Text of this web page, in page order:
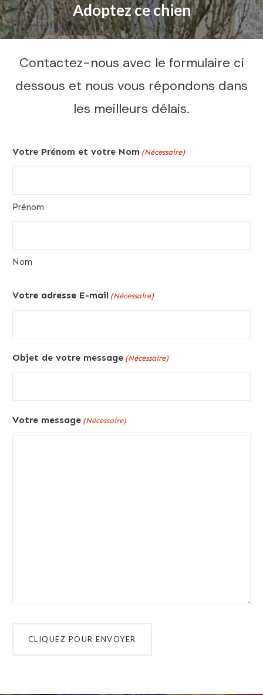
Adoptez ce chien
Contactez-nous avec le formulaire ci
dessous et nous vous répondons dans
les meilleurs délais.
Votre Prénom et votre Nom (Nécessaire)
Prénom
Nom
Votre adresse E-mail (Nécessaire)
Objet de votre message (Nécessaire)
Votre message (Nécessaire)